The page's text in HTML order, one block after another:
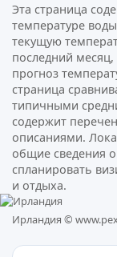
Эта страница
температуре
текущую
последний
прогноз
страница
типичными
содержит
описаниями.
общие сведения
спланировать
и отдыха.
Ирландия ©